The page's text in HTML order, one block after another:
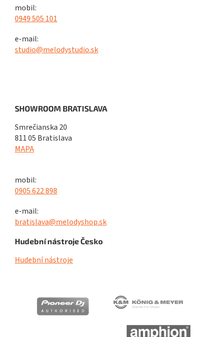
mobil:
0949 505 101
e-mail:
studio@melodystudio.sk
SHOWROOM BRATISLAVA
Smrečianska 20
811 05 Bratislava
MAPA
mobil:
0905 622 898
e-mail:
bratislava@melodyshop.sk
Hudební nástroje Česko
Hudební nástroje